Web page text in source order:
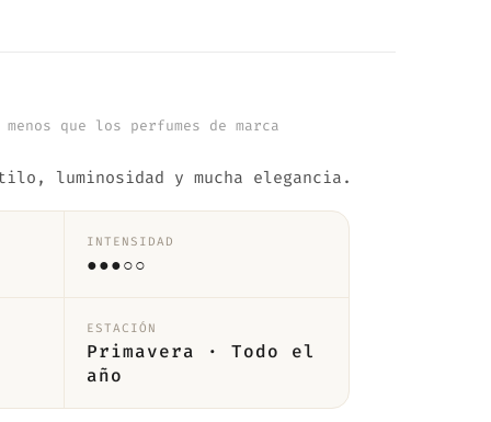
que los perfumes de marca
luminosidad y mucha elegancia.
INTENSIDAD
●●●○○
ESTACIÓN
Primavera · Todo el
año